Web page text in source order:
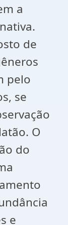
a
de
pelo
se
O
do
e